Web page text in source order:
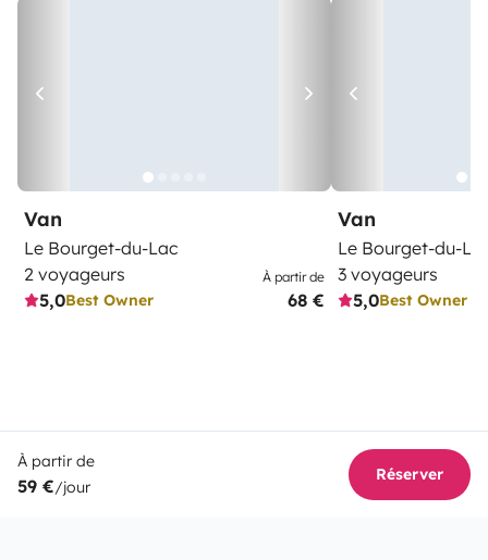
Van
Le Bourget-du-Lac
2 voyageurs
5,0Best Owner
À partir de
68 €
Van
Le Bourget-du-
3 voyageurs
5,0Best Owner
À partir de
59 €/jour
Réserver